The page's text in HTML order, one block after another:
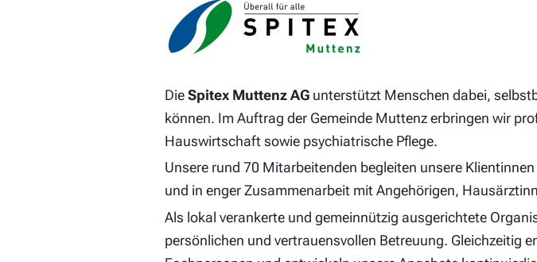
DieSpitex Muttenz AG unterstützt Menschen dabei,
können. Im Auftrag der Gemeinde Muttenz erbringen wir
Hauswirtschaft sowie psychiatrische Pflege.
Unsere rund 70 Mitarbeitenden begleiten unsere
und in enger Zusammenarbeit mit Angehörigen,
Als lokal verankerte und gemeinnützig ausgerichtete
persönlichen und vertrauensvollen Betreuung. Gleichzeitig